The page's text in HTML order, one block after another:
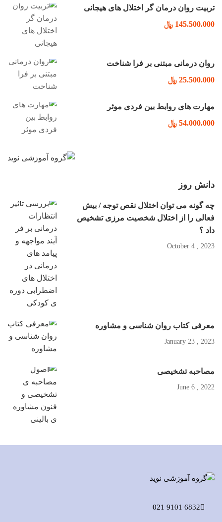
تربیت روان درمان گر اختلال های هیجانی
145.500.000 ﷼
روان درمانی مبتنی بر فرا شناخت
25.500.000 ﷼
مهارت های روابط بین فردی موثر
54.000.000 ﷼
دانش روز
چه گونه می توان اختلال نقص توجه / بیش
فعالی را از اختلال شخصیت مرزی تشخیص
داد ؟
2023 , October 4
معرفی کتاب روان شناسی و مشاوره
2023 , January 23
مصاحبه تشخیصی
2022 , June 6
6832 9101 021